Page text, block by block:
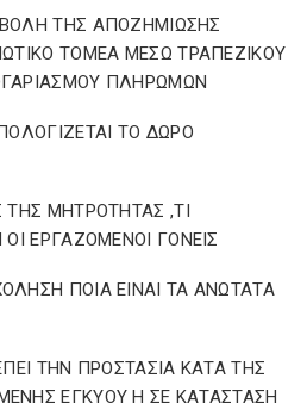
ΤΗΣ ΑΠΟΖΗΜΙΩΣΗΣ
ΤΟΜΕΑ ΜΕΣΩ ΤΡΑΠΕΖΙΚΟΥ
ΠΛΗΡΩΜΩΝ
ΤΟ ΔΩΡΟ
ΤΗΣ ΜΗΤΡΟΤΗΤΑΣ ,ΤΙ
ΕΡΓΑΖΟΜΕΝΟΙ ΓΟΝΕΙΣ
ΠΟΙΑ ΕΙΝΑΙ ΤΑ ΑΝΩΤΑΤΑ
ΤΗΝ ΠΡΟΣΤΑΣΙΑ ΚΑΤΑ ΤΗΣ
ΕΓΚΥΟΥ Η ΣΕ ΚΑΤΑΣΤΑΣΗ